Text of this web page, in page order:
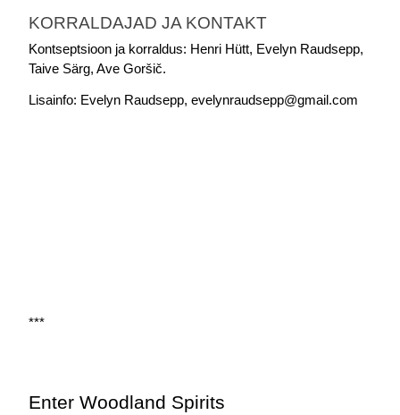
KORRALDAJAD JA KONTAKT
Kontseptsioon ja korraldus: Henri Hütt, Evelyn Raudsepp,
Taive Särg, Ave Goršič.
Lisainfo: Evelyn Raudsepp, evelynraudsepp@gmail.com
***
Enter Woodland Spirits